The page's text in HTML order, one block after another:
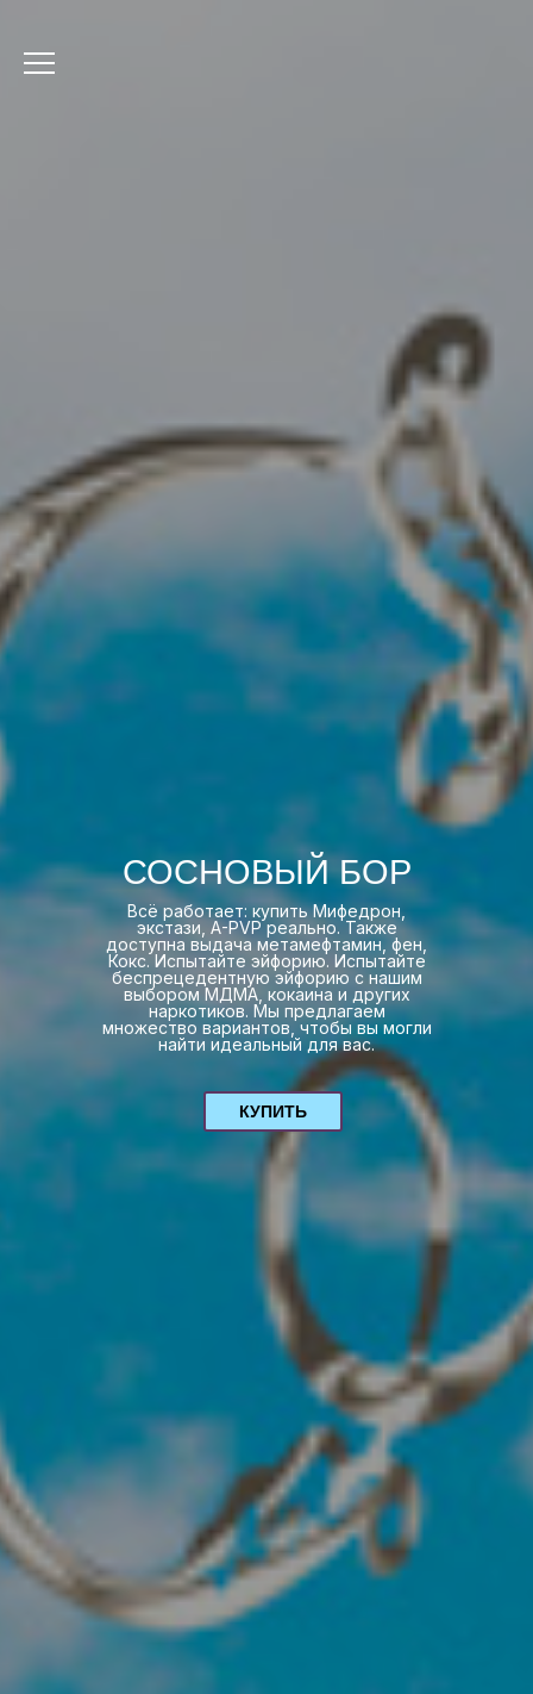
СОСНОВЫЙ БОР
Всё работает: купить Мифедрон,
экстази, A-PVP реально. Также
доступна выдача метамефтамин, фен,
Кокс. Испытайте эйфорию. Испытайте
беспрецедентную эйфорию с нашим
выбором МДМА, кокаина и других
наркотиков. Мы предлагаем
множество вариантов, чтобы вы могли
найти идеальный для вас.
КУПИТЬ